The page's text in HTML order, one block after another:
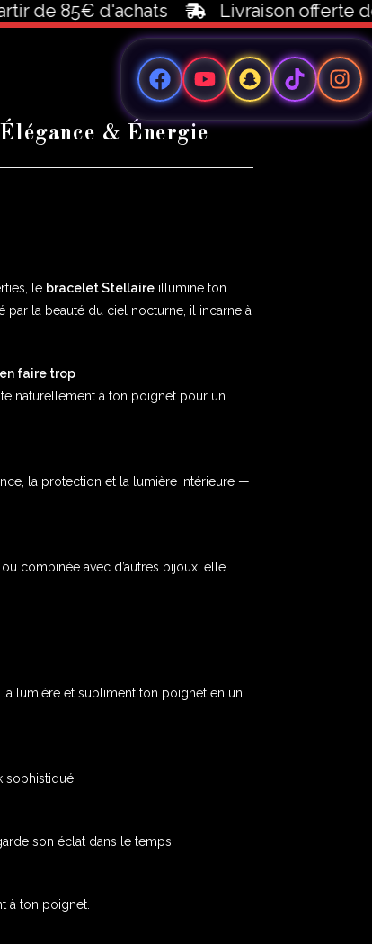
85€ d'achats Livraison offerte dès
& Énergie
le bracelet Stellaireillumine ton
par la beauté du ciel nocturne, il incarne à
faire trop
naturellement à ton poignet pour un
la protection et la lumière intérieure —
combinée avec d’autres bijoux, elle
lumière et subliment ton poignet en un
sophistiqué.
son éclat dans le temps.
à ton poignet.